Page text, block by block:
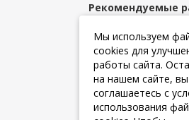
Рекомендуемые
Полезные
+7 (925) 084-10-
Мы используем
cookies для
работы сайта.
на нашем сайте, вы
соглашаетесь с
использования